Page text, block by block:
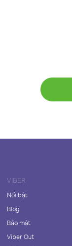
VIBER
Nổi bật
Blog
Bảo mật
Viber Out